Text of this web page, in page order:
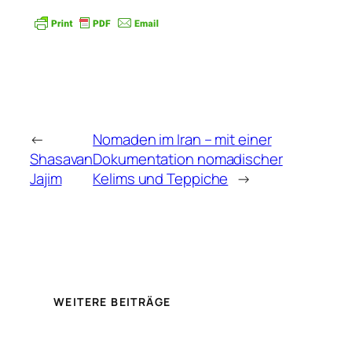
←
Shasavan
Jajim
Nomaden im Iran – mit einer
Dokumentation nomadischer
Kelims und Teppiche →
WEITERE BEITRÄGE